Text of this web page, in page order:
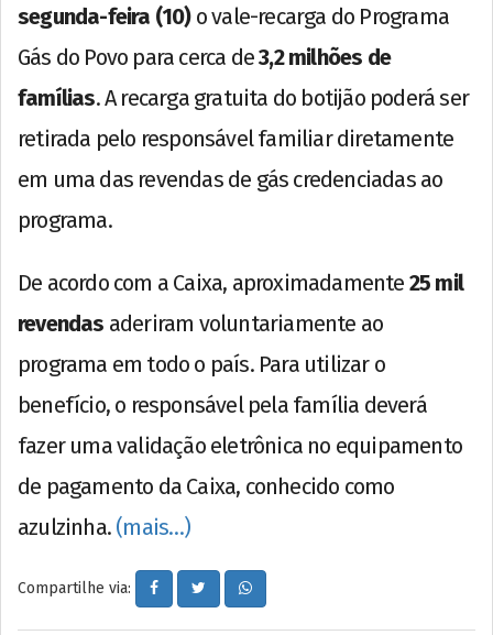
segunda-feira (10)o vale-recarga do Programa
Gás do Povo para cerca de3,2 milhões de
famílias. A recarga gratuita do botijão poderá ser
retirada pelo responsável familiar diretamente
em uma das revendas de gás credenciadas ao
programa.
De acordo com a Caixa, aproximadamente 25 mil
revendas aderiram voluntariamente ao
programa em todo o país. Para utilizar o
benefício, o responsável pela família deverá
fazer uma validação eletrônica no equipamento
de pagamento da Caixa, conhecido como
azulzinha. (mais…)
Compartilhe via: